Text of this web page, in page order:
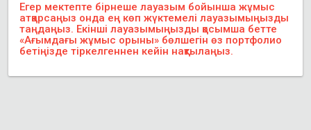
Егер мектепте бірнеше лауазым бойынша жұмыс
атқарсаңыз онда ең көп жүктемелі лауазымыңызды
таңдаңыз. Екінші лауазымыңызды қосымша бетте
«Ағымдағы жұмыс орыны» бөлшегін өз портфолио
бетіңізде тіркелгеннен кейін нақтылаңыз.